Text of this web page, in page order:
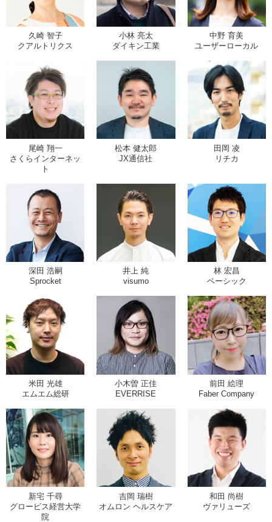
久崎 智子
クアルトリクス
小林 亮太
ダイキン工業
中野 育美
ユーザーローカル
尾崎 翔一
さくらインターネッ
ト
松本 健太郎
JX通信社
田岡 凌
リチカ
深田 浩嗣
Sprocket
井上 純
visumo
林 宏昌
ベーシック
米田 光雄
エムエム総研
小木曽 正佳
EVERRISE
前田 絵理
Faber Company
新宅 千尋
グロービス経営大学
院
吉岡 瑞樹
オムロン ヘルスケア
和田 尚樹
ヴァリューズ